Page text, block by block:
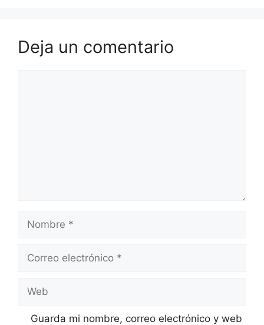
Deja un comentario
Nombre
Correo
Web
Guarda mi nombre, correo electrónico y web